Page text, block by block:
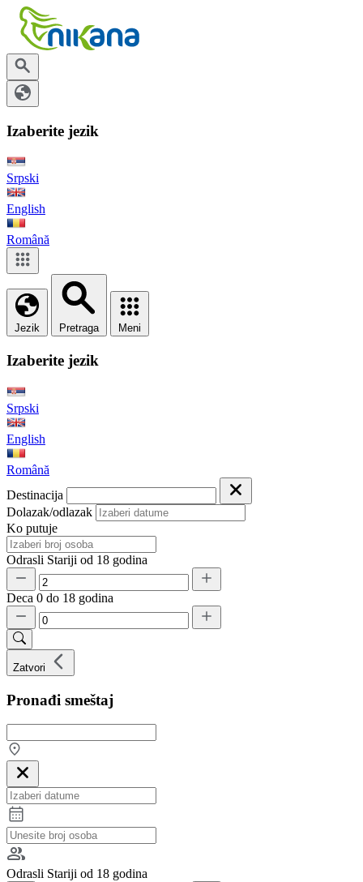
Izaberite jezik
Srpski
English
Română
Jezik Pretraga Meni
Izaberite jezik
Srpski
English
Română
Destinacija
Dolazak/odlazak
Ko putuje
Odrasli Stariji od 18 godina
Deca 0 do 18 godina
Zatvori
Pronađi smeštaj
Odrasli Stariji od 18 godina